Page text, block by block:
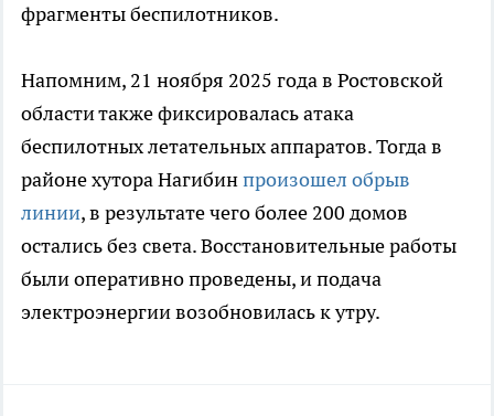
фрагменты беспилотников.
Напомним, 21 ноября 2025 года в Ростовской
области также фиксировалась атака
беспилотных летательных аппаратов. Тогда в
районе хутора Нагибинпроизошел обрыв
линии, в результате чего более 200 домов
остались без света. Восстановительные работы
были оперативно проведены, и подача
электроэнергии возобновилась к утру.